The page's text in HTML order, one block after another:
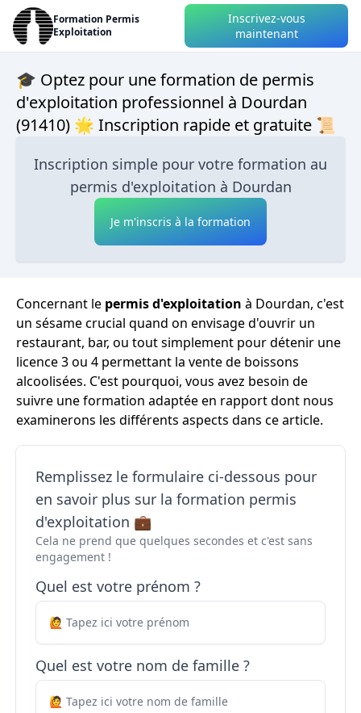
Formation Permis
Exploitation
Inscrivez-vous
maintenant
🎓 Optez pour une formation de permis
d'exploitation professionnel à Dourdan
(91410) 🌟 Inscription rapide et gratuite 📜
Inscription simple pour votre formation au
permis d'exploitation à Dourdan
Je m'inscris à la formation
Concernant le permis d'exploitation à Dourdan, c'est
un sésame crucial quand on envisage d'ouvrir un
restaurant, bar, ou tout simplement pour détenir une
licence 3 ou 4 permettant la vente de boissons
alcoolisées. C'est pourquoi, vous avez besoin de
suivre une formation adaptée en rapport dont nous
examinerons les différents aspects dans ce article.
Remplissez le formulaire ci-dessous pour
en savoir plus sur la formation permis
d'exploitation 💼
Cela ne prend que quelques secondes et c'est sans
engagement !
Quel est votre prénom ?
Quel est votre nom de famille ?